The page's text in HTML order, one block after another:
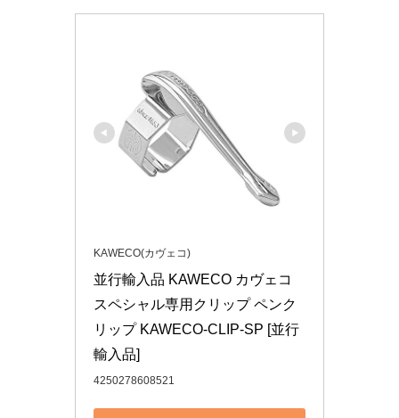
KAWECO(カヴェコ)
並行輸入品 KAWECO カヴェコ
スペシャル専用クリップ ペンク
リップ KAWECO-CLIP-SP [並行
輸入品]
4250278608521